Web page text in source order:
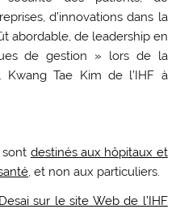
d’innovations dans la
abordable, de leadership en
de gestion » lors de la
Kwang Tae Kim de l’IHF à
sont destinés aux hôpitaux et
, et non aux particuliers.
sur le site Web de l’IHF